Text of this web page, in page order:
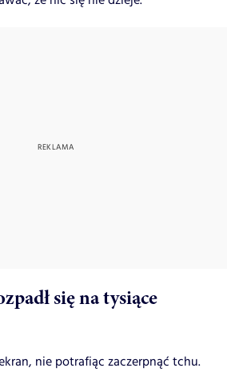
się na tysiące
nie potrafiąc zaczerpnąć tchu.